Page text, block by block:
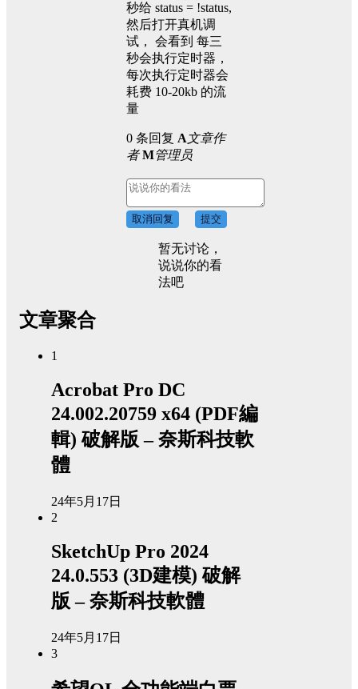
秒给 status = !status,
然后打开真机调
试， 会看到 每三
秒会执行定时器，
每次执行定时器会
耗费 10-20kb 的流
量
0 条回复 A文章作
者 M管理员
取消回复 提交
暂无讨论，
说说你的看
法吧
文章聚合
1
Acrobat Pro DC
24.002.20759 x64 (PDF編
輯) 破解版 – 奈斯科技軟
體
24年5月17日
2
SketchUp Pro 2024
24.0.553 (3D建模) 破解
版 – 奈斯科技軟體
24年5月17日
3